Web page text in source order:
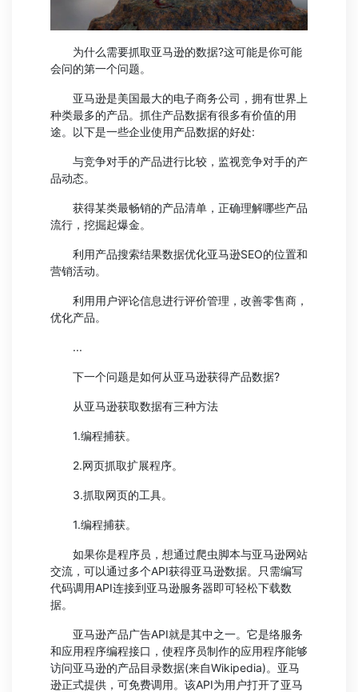
为什么需要抓取亚马逊的数据?这可能是你可能
会问的第一个问题。
亚马逊是美国最大的电子商务公司，拥有世界上
种类最多的产品。抓住产品数据有很多有价值的用
途。以下是一些企业使用产品数据的好处:
与竞争对手的产品进行比较，监视竞争对手的产
品动态。
获得某类最畅销的产品清单，正确理解哪些产品
流行，挖掘起爆金。
利用产品搜索结果数据优化亚马逊SEO的位置和
营销活动。
利用用户评论信息进行评价管理，改善零售商，
优化产品。
...
下一个问题是如何从亚马逊获得产品数据?
从亚马逊获取数据有三种方法
1.编程捕获。
2.网页抓取扩展程序。
3.抓取网页的工具。
1.编程捕获。
如果你是程序员，想通过爬虫脚本与亚马逊网站
交流，可以通过多个API获得亚马逊数据。只需编写
代码调用API连接到亚马逊服务器即可轻松下载数
据。
亚马逊产品广告API就是其中之一。它是络服务
和应用程序编程接口，使程序员制作的应用程序能够
访问亚马逊的产品目录数据(来自Wikipedia)。亚马
逊正式提供，可免费调用。该API为用户打开了亚马